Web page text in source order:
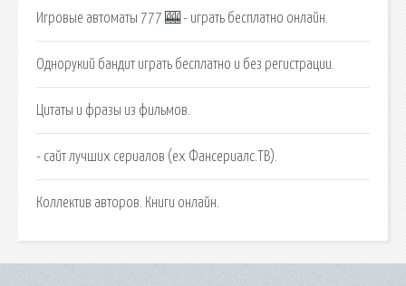
Игровые автоматы 777 🎰 - играть бесплатно онлайн.
Однорукий бандит играть бесплатно и без регистрации.
Цитаты и фразы из фильмов.
- сайт лучших сериалов (ex Фансериалс.ТВ).
Коллектив авторов. Книги онлайн.